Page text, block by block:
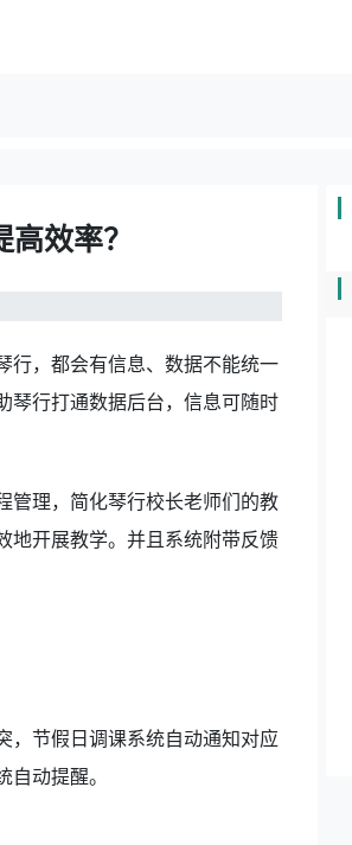
效率？
行，都会有信息、数据不能统一
琴行打通数据后台，信息可随时
管理，简化琴行校长老师们的教
地开展教学。并且系统附带反馈
，节假日调课系统自动通知对应
动提醒。